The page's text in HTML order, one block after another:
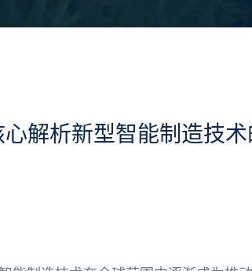
心解析新型智能制造技